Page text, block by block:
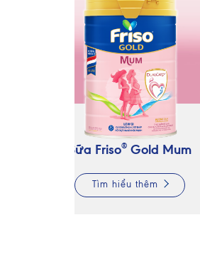
Sữa Friso® Gold Mum
Tìm hiểu thêm